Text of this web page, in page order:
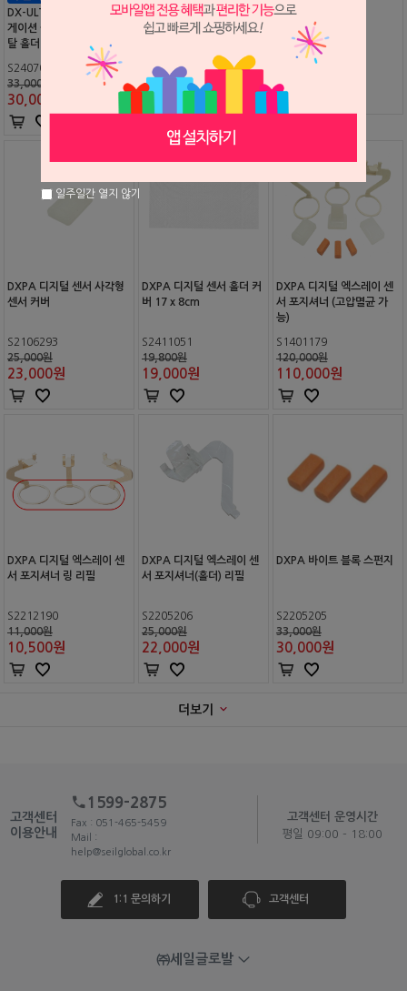
DX-ULTRA 무선 엔도 일리
게이션 플라스틱 팁 전용 메
탈 홀더
S2407030
33,000원
30,000
DX-ULTRA 전용 충전기
S2406140
55,000원
52,000
센서 커버
S2106292
35,000원
DXPA 디지털 센서 사각형
센서 커버
S2106293
25,000원
23,000원
DXPA 디지털 센서 홀더 커
버 17 x 8cm
S2411051
19,800원
19,000원
DXPA 디지털 엑스레이 센
서 포지셔너 (고압멸균 가
능)
S1401179
120,000원
110,000원
DXPA 디지털 엑스레이 센
서 포지셔너 링 리필
S2212190
11,000원
10,500원
DXPA 디지털 엑스레이 센
서 포지셔너(홀더) 리필
S2205206
25,000원
22,000원
DXPA 바이트 블록 스펀지
S2205205
33,000원
30,000원
더보기
고객센터
이용안내
1599-2875
Fax : 051-465-5459
Mail :
help@seilglobal.co.kr
고객센터 운영시간
평일 09:00 - 18:00
1:1 문의하기 고객센터
㈜세일글로발
일주일간 열지 않기